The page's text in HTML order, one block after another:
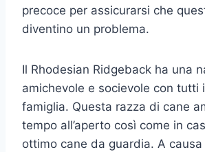
precoce per assicurarsi che
diventino un problema.
Il Rhodesian Ridgeback ha una
amichevole e socievole con tutti
famiglia. Questa razza di cane
tempo all’aperto così come in
ottimo cane da guardia. A